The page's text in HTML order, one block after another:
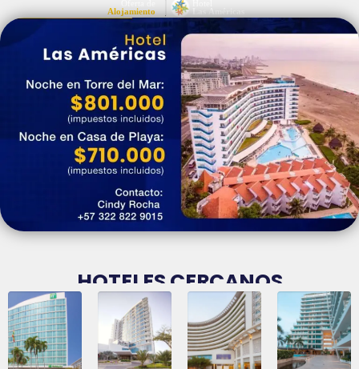
HOTELES CERCANOS